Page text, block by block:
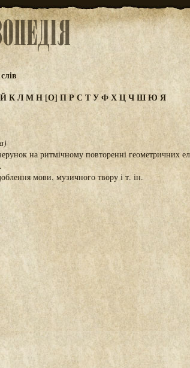
ЙКЛМН[О] ПРС ТУФХЦЧШЮ Я
на ритмічному повторенні геометричних
мови, музичного твору і т. ін.